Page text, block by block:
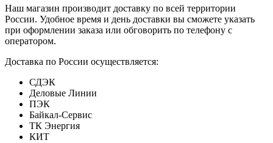
Наш магазин производит доставку по всей территории
России. Удобное время и день доставки вы сможете указать
при оформлении заказа или обговорить по телефону с
оператором.
Доставка по России осуществляется:
СДЭК
Деловые Линии
ПЭК
Байкал-Сервис
ТК Энергия
КИТ